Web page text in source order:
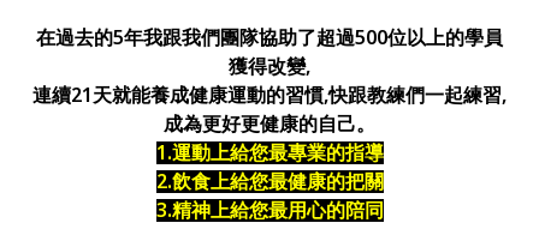
在過去的5年我跟我們團隊協助了超過500位以上的學員
獲得改變,
連續21天就能養成健康運動的習慣,快跟教練們一起練習,
成為更好更健康的自己。
1.運動上給您最專業的指導
2.飲食上給您最健康的把關
3.精神上給您最用心的陪同